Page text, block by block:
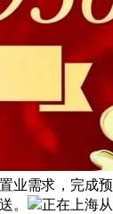
需求，完
。
正在上海